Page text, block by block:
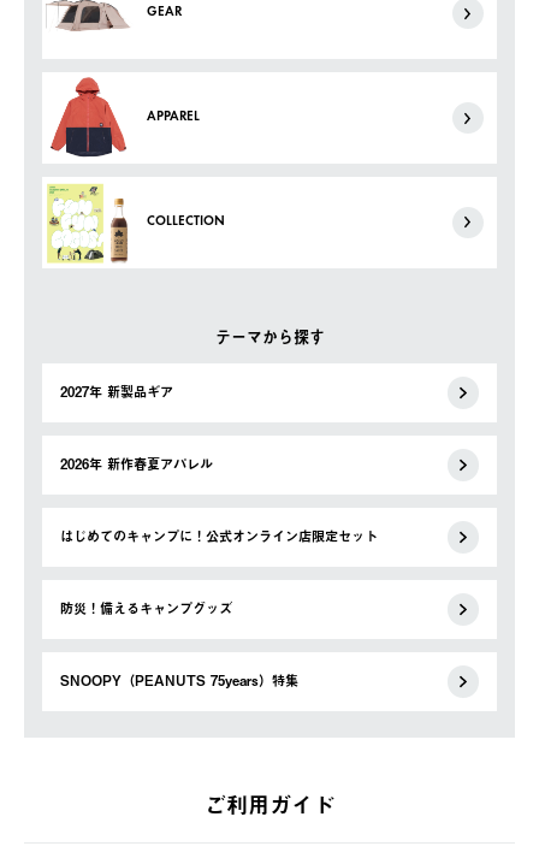
GEAR
APPAREL
COLLECTION
テーマから探す
2027年 新製品ギア
2026年 新作春夏アパレル
はじめてのキャンプに！公式オンライン店限定セット
防災！備えるキャンプグッズ
SNOOPY（PEANUTS 75years）特集
ご利用ガイド